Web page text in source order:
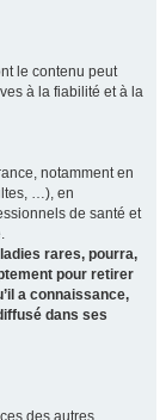
le contenu peut
à la fiabilité et à la
notamment en
…), en
de santé et
rares, pourra,
pour retirer
a connaissance,
dans ses
des autres